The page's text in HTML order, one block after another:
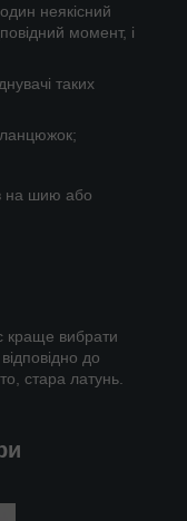
неякісний
момент, і
таких
ланцюжок;
на шию або
краще вибрати
до
стара латунь.